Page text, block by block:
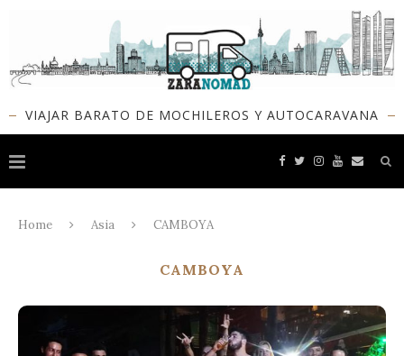
VIAJAR BARATO DE MOCHILEROS Y AUTOCARAVANA
Home Asia CAMBOYA
CAMBOYA